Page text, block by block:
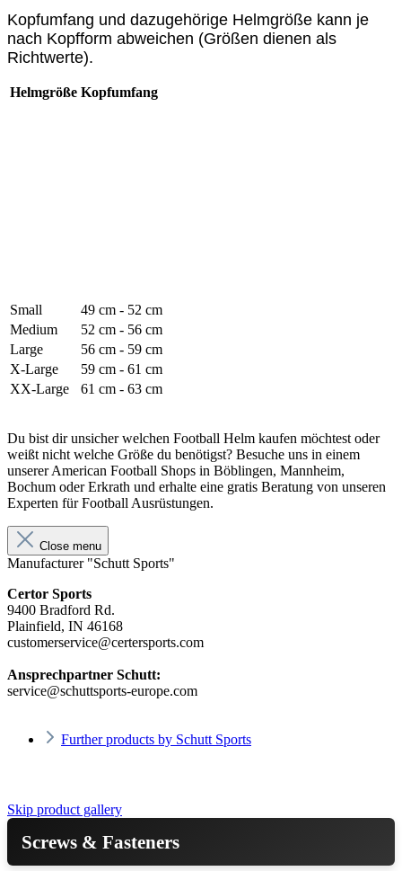
Kopfumfang und dazugehörige Helmgröße kann je
nach Kopfform abweichen (Größen dienen als
Richtwerte).
Helmgröße Kopfumfang
Small
49 cm - 52 cm
Medium
52 cm - 56 cm
Large
56 cm - 59 cm
X-Large
59 cm - 61 cm
XX-Large
61 cm - 63 cm
Du bist dir unsicher welchen Football Helm kaufen möchtest oder
weißt nicht welche Größe du benötigst? Besuche uns in einem
unserer American Football Shops in Böblingen, Mannheim,
Bochum oder Erkrath und erhalte eine gratis Beratung von unseren
Experten für Football Ausrüstungen.
Close menu
Manufacturer "Schutt Sports"
Certor Sports
9400 Bradford Rd.
Plainfield, IN 46168
customerservice@certersports.com
Ansprechpartner Schutt:
service@schuttsports-europe.com
Further products by Schutt Sports
Skip product gallery
Screws & Fasteners